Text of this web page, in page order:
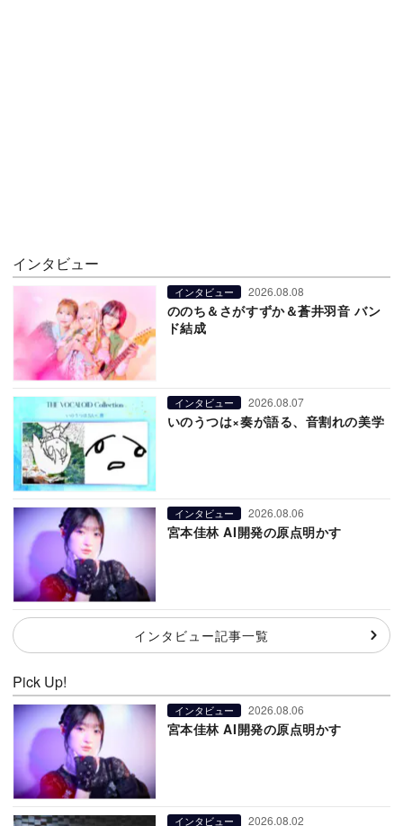
インタビュー
インタビュー 2026.08.08
ののち＆さがすずか＆蒼井羽音 バン
ド結成
インタビュー 2026.08.07
いのうつは×奏が語る、音割れの美学
インタビュー 2026.08.06
宮本佳林 AI開発の原点明かす
インタビュー記事一覧
Pick Up!
インタビュー 2026.08.06
宮本佳林 AI開発の原点明かす
インタビュー 2026.08.02